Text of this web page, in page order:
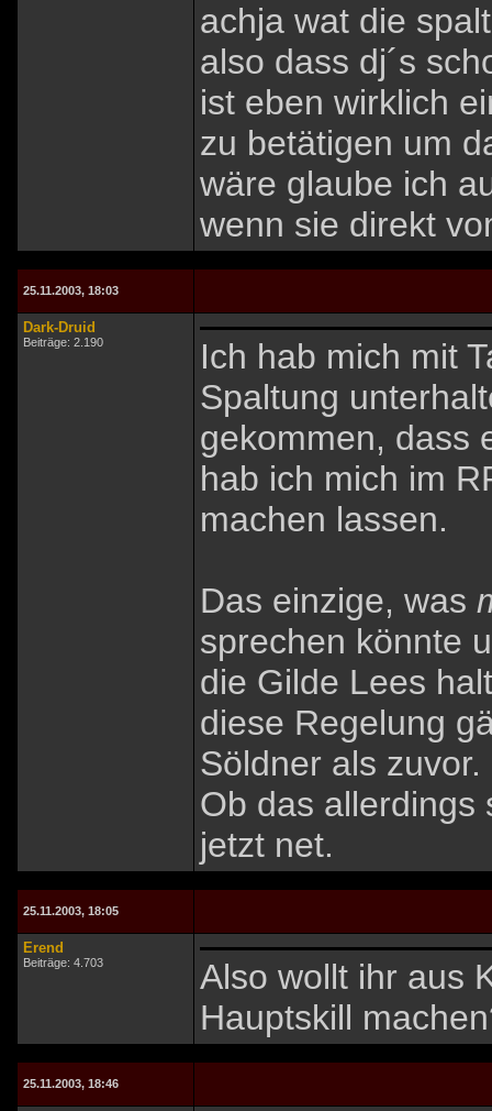
achja wat die
also dass dj´s
ist eben wirklich
zu betätigen um
wäre glaube ich
wenn sie direkt
25.11.2003, 18:03
Dark-Druid
Beiträge: 2.190
Ich hab mich mit
Spaltung
gekommen, dass
hab ich mich im
machen lassen.
Das einzige, was
sprechen könnte
die Gilde Lees
diese Regelung
Söldner als zuvor.
Ob das allerdings
jetzt net.
25.11.2003, 18:05
Erend
Beiträge: 4.703
Also wollt ihr aus
Hauptskill
25.11.2003, 18:46